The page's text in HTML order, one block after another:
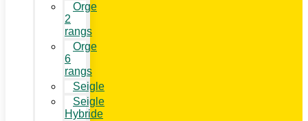
Orge
2
rangs
Orge
6
rangs
Seigle
Seigle
Hybride